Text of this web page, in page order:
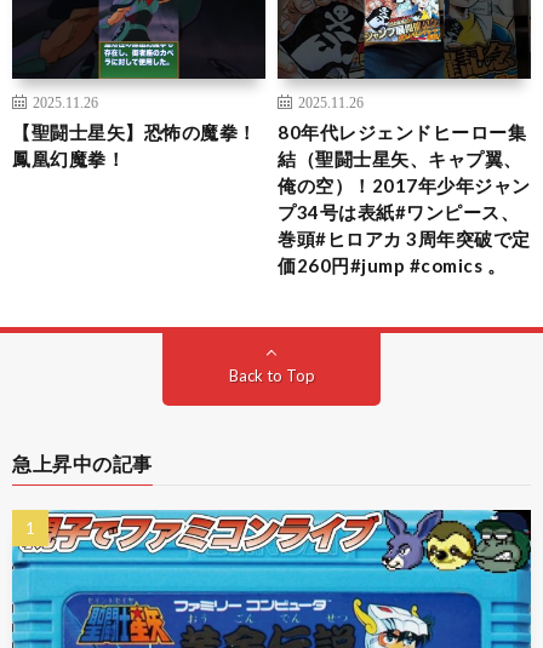
2025.11.26
【聖闘士星矢】恐怖の魔拳！
鳳凰幻魔拳！
2025.11.26
80年代レジェンドヒーロー集
結（聖闘士星矢、キャプ翼、
俺の空）！2017年少年ジャン
プ34号は表紙#ワンピース、
巻頭#ヒロアカ 3周年突破で定
価260円#jump #comics 。
Back to Top
急上昇中の記事